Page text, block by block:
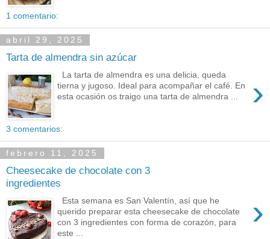
1 comentario:
abril 29, 2025
Tarta de almendra sin azúcar
›
La tarta de almendra es una delicia, queda
tierna y jugoso. Ideal para acompañar el café. En
esta ocasión os traigo una tarta de almendra ...
3 comentarios:
febrero 11, 2025
Cheesecake de chocolate con 3
ingredientes
›
Esta semana es San Valentín, así que he
querido preparar esta cheesecake de chocolate
con 3 ingredientes con forma de corazón, para
este ...